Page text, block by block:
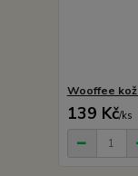
Wooffee
139 Kč/ks